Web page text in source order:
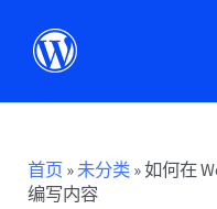
首页 »未分类 »如何在
编写内容